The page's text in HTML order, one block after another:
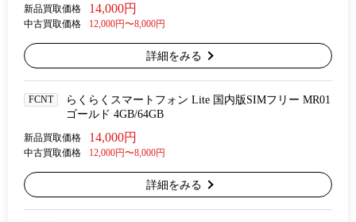
新品買取価格 14,000円
中古買取価格 12,000円〜8,000円
詳細をみる
FCNT
らくらくスマートフォン Lite 国内版SIMフリー MR01
ゴールド 4GB/64GB
新品買取価格 14,000円
中古買取価格 12,000円〜8,000円
詳細をみる